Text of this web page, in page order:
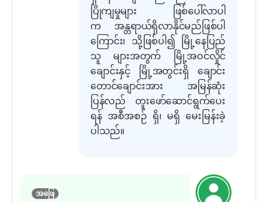
ပြိုကျမှုများ ဖြစ်ပေါ်လာပါ
က အန္တရာယ်ရှိလာနိုင်မည်ဖြစ်ပါ
ကြောင်း၊ သို့ဖြစ်ပါ၍ မြို့နေပြည်
သူ များအတွက် မြို့အဝင်လှိုင်
ချောင်းနှင့် မြို့အတွင်းရှိ ချောင်း
တောင်ချောင်းအား အမြန်ဆုံး
ပြန်လည် တူးဖော်ဆောင်ရွက်ပေး
ရန် အစီအစဉ် ရှိ၊ မရှိမေးမြန်းခဲ့
ပါသည်။
အဖြေ